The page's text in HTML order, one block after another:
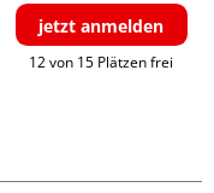
jetzt anmelden
12 von 15 Plätzen frei